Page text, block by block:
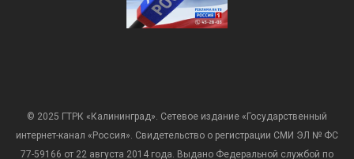
© 2025 ГТРК «Калининград». Сетевое издание «Государственный
интернет-канал «Россия». Свидетельство о регистрации СМИ ЭЛ № ФС
77-59166 от 22 августа 2014 года. Выдано Федеральной службой по